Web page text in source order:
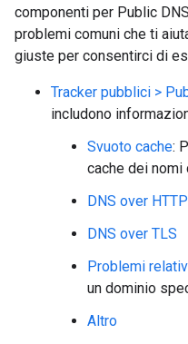
componenti per Public
problemi comuni che ti
giuste per consentirci di
Tracker pubblici >
includono
Svuoto cache:
cache dei nomi
DNS over
DNS over TLS
Problemi
un dominio
Altro